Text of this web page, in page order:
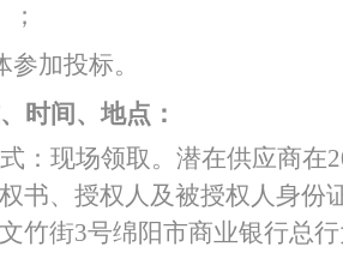
加投标。
时间、地点：
：现场领取。潜在供应商在2
书、授权人及被授权人身
竹街3号绵阳市商业银行总行